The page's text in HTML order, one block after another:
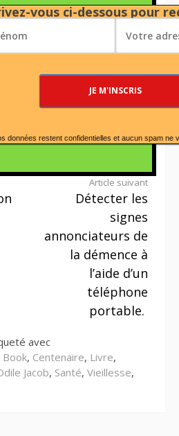
vous ci-dessous pour
données restent confidentielles et aucun spam ne
Article suivant
Détecter les
signes
annonciateurs de
la démence à
l’aide d’un
téléphone
portable.
avec
Book, Centenaire, Livre,
Jacob, Santé, Vieillesse,